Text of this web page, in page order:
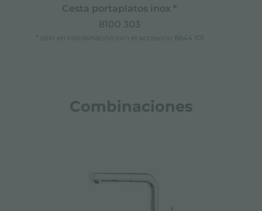
Cesta portaplatos inox *
8100 303
* sólo en combinación con el accesorio 8644 101
Combinaciones